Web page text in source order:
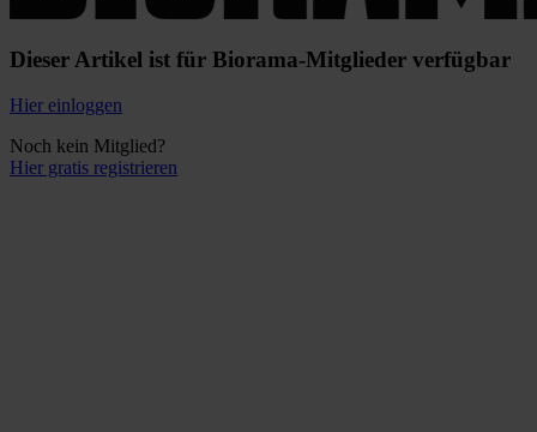
Dieser Artikel ist für Biorama-Mitglieder verfügbar
Hier einloggen
Noch kein Mitglied?
Hier gratis registrieren